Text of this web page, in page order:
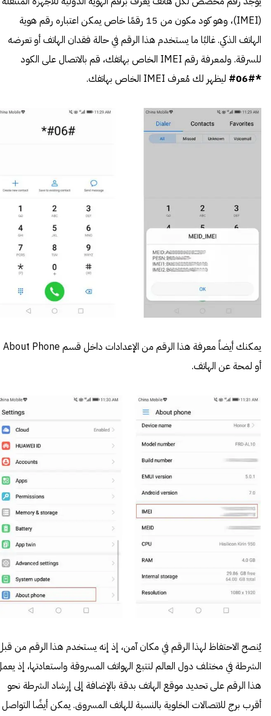
(IMEI)، وهو كود مكون من 15 رقمًا خاص يمكن اعتباره رقم هوية
الهاتف الذكي. غالبًا ما يستخدم هذا الرقم في حالة فقدان الهاتف أو تعرضه
للسرقة. ولمعرفة رقم IMEI الخاص بهاتفك، قم بالاتصال على الكود
*#06#
ليظهر لك مُعرف IMEI الخاص بهاتفك.
يمكنك أيضاً معرفة هذا الرقم من الإعدادات داخل قسم About Phone
أو لمحة عن الهاتف.
يُنصح الاحتفاظ لهذا الرقم في مكان آمن، إذ إنه يستخدم هذا الرقم من
الشرطة في مختلف دول العالم لتتبع الهواتف المسروقة واستعادتها، إذ
هذا الرقم على تحديد موقع الهاتف بدقة بالإضافة إلى إرشاد الشرطة نحو
أقرب برج للاتصالات الخلوية بالنسبة للهاتف المسروق. يمكن أيضًا التواصل